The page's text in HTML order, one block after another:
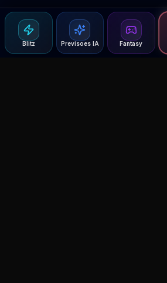
Blitz Previsoes IA Fantasy